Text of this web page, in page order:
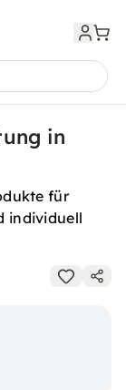
in
für
individuell